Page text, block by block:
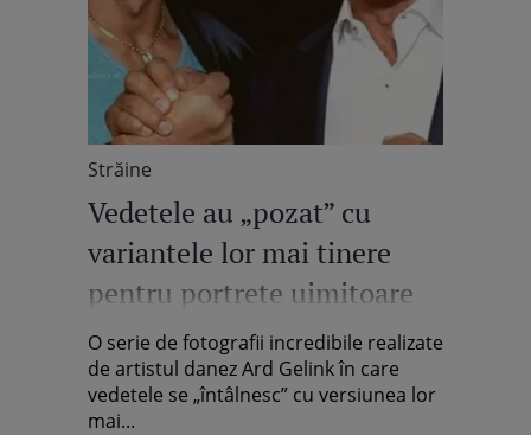
Străine
Vedetele au „pozat” cu
variantele lor mai tinere
pentru portrete uimitoare
O serie de fotografii incredibile realizate
de artistul danez Ard Gelink în care
vedetele se „întâlnesc” cu versiunea lor
mai...